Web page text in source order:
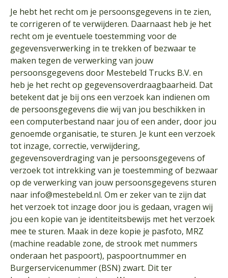
Je hebt het recht om je persoonsgegevens in te zien,
te corrigeren of te verwijderen. Daarnaast heb je het
recht om je eventuele toestemming voor de
gegevensverwerking in te trekken of bezwaar te
maken tegen de verwerking van jouw
persoonsgegevens door Mestebeld Trucks B.V. en
heb je het recht op gegevensoverdraagbaarheid. Dat
betekent dat je bij ons een verzoek kan indienen om
de persoonsgegevens die wij van jou beschikken in
een computerbestand naar jou of een ander, door jou
genoemde organisatie, te sturen. Je kunt een verzoek
tot inzage, correctie, verwijdering,
gegevensoverdraging van je persoonsgegevens of
verzoek tot intrekking van je toestemming of bezwaar
op de verwerking van jouw persoonsgegevens sturen
naar info@mestebeld.nl. Om er zeker van te zijn dat
het verzoek tot inzage door jou is gedaan, vragen wij
jou een kopie van je identiteitsbewijs met het verzoek
mee te sturen. Maak in deze kopie je pasfoto, MRZ
(machine readable zone, de strook met nummers
onderaan het paspoort), paspoortnummer en
Burgerservicenummer (BSN) zwart. Dit ter